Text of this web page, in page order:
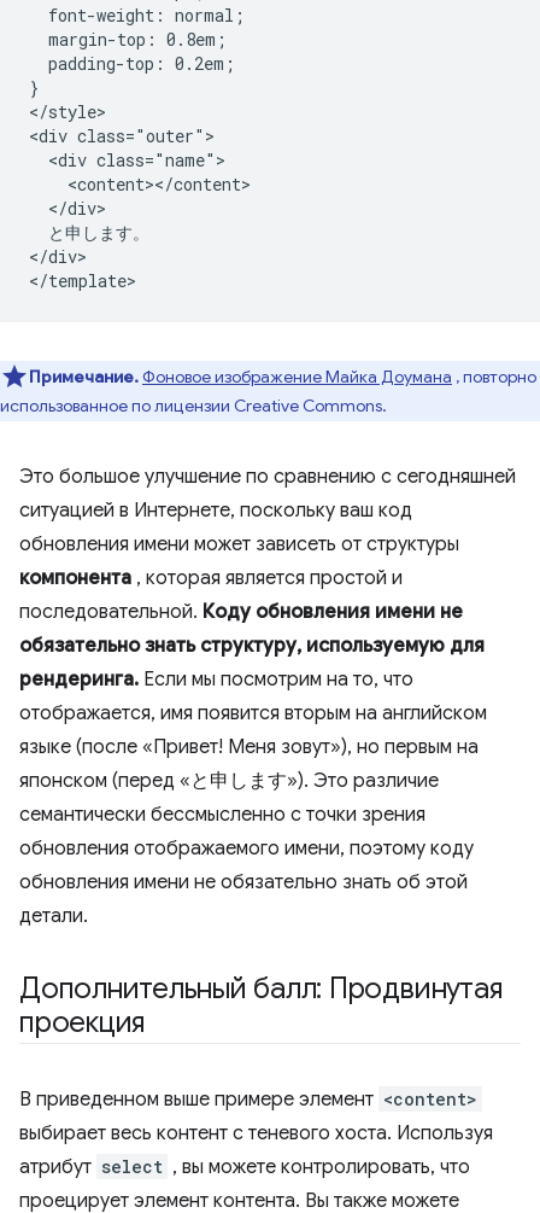
  font-weight: normal;
  margin-top: 0.8em;
  padding-top: 0.2em;
}
</style>
<div class="outer">
  <div class="name">
    <content></content>
  </div>
  と申します。
</div>
Примечание. Фоновое изображение Майка Доумана , повторно
использованное по лицензии Creative Commons.
Это большое улучшение по сравнению с сегодняшней
ситуацией в Интернете, поскольку ваш код
обновления имени может зависеть от структуры
компонента , которая является простой и
последовательной. Коду обновления имени не
обязательно знать структуру, используемую для
рендеринга. Если мы посмотрим на то, что
отображается, имя появится вторым на английском
языке (после «Привет! Меня зовут»), но первым на
японском (перед «と申します»). Это различие
семантически бессмысленно с точки зрения
обновления отображаемого имени, поэтому коду
обновления имени не обязательно знать об этой
детали.
Дополнительный балл: Продвинутая
проекция
В приведенном выше примере элемент <content>
выбирает весь контент с теневого хоста. Используя
атрибут select , вы можете контролировать, что
проецирует элемент контента. Вы также можете